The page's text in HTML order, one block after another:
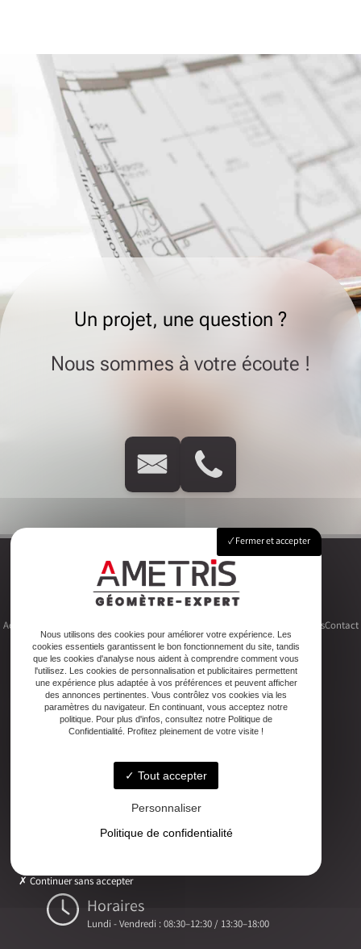
Un projet, une question ?
Nous sommes à votre écoute !
Accueil Copropriété Topographie Autres activitésContact
Adresse
2ter Cour Xavier Moreau, 33720 Podensac
Téléphone
05 56 27 26 08
Email
Horaires
Lundi - Vendredi : 08:30–12:30 / 13:30–18:00
Fermer et accepter
Nous utilisons des cookies pour améliorer votre expérience. Les
cookies essentiels garantissent le bon fonctionnement du site, tandis
que les cookies d'analyse nous aident à comprendre comment vous
l'utilisez. Les cookies de personnalisation et publicitaires permettent
une expérience plus adaptée à vos préférences et peuvent afficher
des annonces pertinentes. Vous contrôlez vos cookies via les
paramètres du navigateur. En continuant, vous acceptez notre
politique. Pour plus d'infos, consultez notre Politique de
Confidentialité. Profitez pleinement de votre visite !
Tout accepter
Personnaliser
Politique de confidentialité
Continuer sans accepter